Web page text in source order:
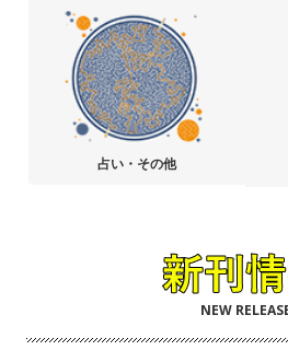
占い・その他
NEW